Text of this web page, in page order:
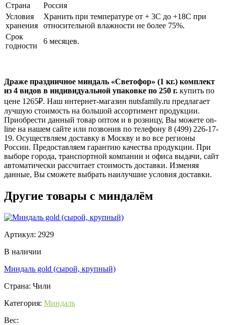
Страна
Россия
Условия
хранения
Хранить при температуре от + 3С до +18С при
относительной влажности не более 75%.
Срок
годности
6 месяцев.
Драже праздничное миндаль «Светофор» (1 кг.) комплект
из 4 видов в индивидуальной упаковке по 250 г. купить по
цене 1265₽. Наш интернет-магазин nutsfamily.ru предлагает
лучшую стоимость на большой ассортимент продукции.
Приобрести данный товар оптом и в розницу, Вы можете on-
line на нашем сайте или позвонив по телефону 8 (499) 226-17-
19. Осуществляем доставку в Москву и во все регионы
России. Предоставляем гарантию качества продукции. При
выборе города, транспортной компании и офиса выдачи, сайт
автоматически рассчитает стоимость доставки. Изменяя
данные, Вы сможете выбрать наилучшие условия доставки.
Другие товары с миндалём
Артикул: 2929
В наличии
Миндаль gold (сырой, крупный)
Страна: Чили
Категория: Миндаль
Вес: